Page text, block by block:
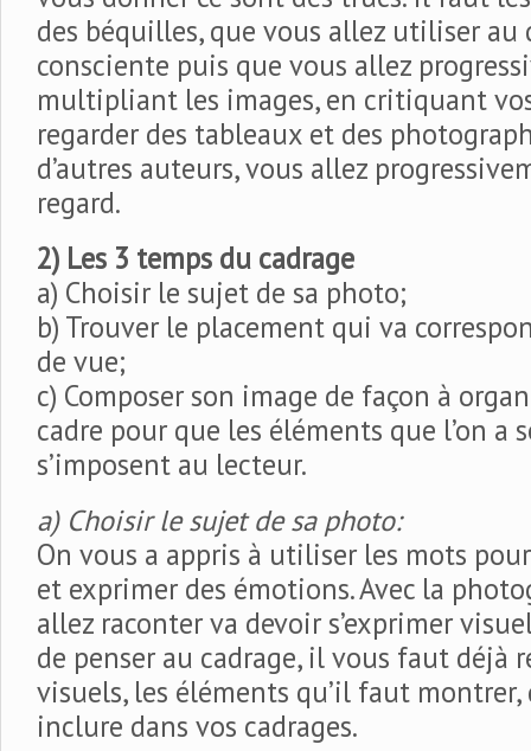
des béquilles, que vous allez utiliser au
consciente puis que vous allez
multipliant les images, en critiquant
regarder des tableaux et des
d’autres auteurs, vous allez
regard.
2) Les 3 temps du cadrage
a) Choisir le sujet de sa photo;
b) Trouver le placement qui va
de vue;
c) Composer son image de façon à
cadre pour que les éléments que l’on a
s’imposent au lecteur.
a) Choisir le sujet de sa photo:
On vous a appris à utiliser les mots
et exprimer des émotions. Avec la
allez raconter va devoir s’exprimer
de penser au cadrage, il vous faut déjà
visuels, les éléments qu’il faut
inclure dans vos cadrages.